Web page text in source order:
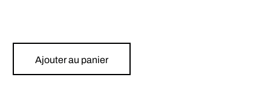
Ajouter au panier